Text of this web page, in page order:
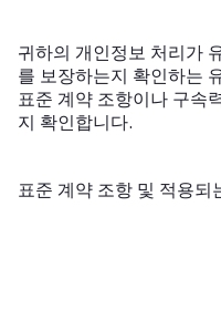
귀하의 개인정보 처리가
를 보장하는지 확인하는
표준 계약 조항이나 구속
지 확인합니다.
표준 계약 조항 및 적용